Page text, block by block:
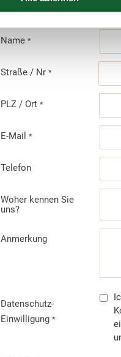
Name *
Straße / Nr *
PLZ / Ort *
E-Mail *
Telefon
Woher kennen Sie
uns?
Anmerkung
Datenschutz-
Einwilligung *